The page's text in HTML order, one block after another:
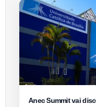
Anec Summit vai